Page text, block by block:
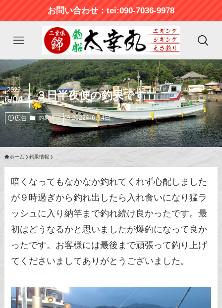
お問い合わせ：tei:090-7036-9978
３日半夜便の釣果です
2022
6/04
広告 釣果情報 2022年6月4日
ホーム 釣果情報
暗くなってもなかなか釣れてくれず心配しました
が９時過ぎから釣れ出したら入れ食いになり猛ラ
ッシュに入り納竿まで釣れ続け良かったです。最
初はどうなるかと思いましたが爆釣になって良か
ったです。お客様には最後まで頑張って釣り上げ
てくださいましてありがとうございました。